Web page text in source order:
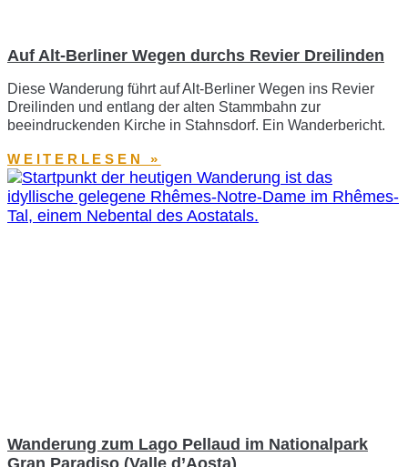
Auf Alt-Berliner Wegen durchs Revier Dreilinden
Diese Wanderung führt auf Alt-Berliner Wegen ins Revier
Dreilinden und entlang der alten Stammbahn zur
beeindruckenden Kirche in Stahnsdorf. Ein Wanderbericht.
WEITERLESEN »
Wanderung zum Lago Pellaud im Nationalpark